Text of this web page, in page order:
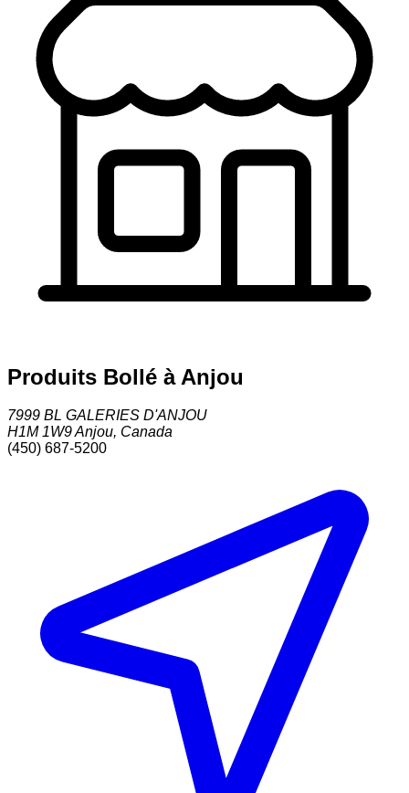
Produits Bollé à Anjou
7999 BL GALERIES D'ANJOU
H1M 1W9Anjou, Canada
(450) 687-5200